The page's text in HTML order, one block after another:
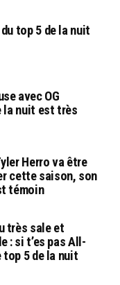
top 5 de la nuit
avec OG
la nuit est très
Herro va être
cette saison, son
témoin
très sale et
: si t’es pas All-
top 5 de la nuit